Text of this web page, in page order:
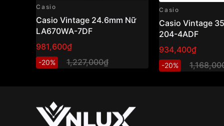
Độ
chính
xác
±15 giây / tháng
tính năng thiết thực. Với khả năng chống nước
trend, và các chức năng tiện ích — mẫu này rất
Casio
Casio Vintage 24.6mm Nữ
LA670WA-7DF
981,600₫
-20% 1,227,000₫
Casio
Casio Vintage
204-4ADF
934,400₫
-20%